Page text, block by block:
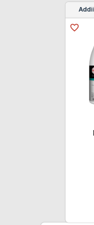
favorite_border